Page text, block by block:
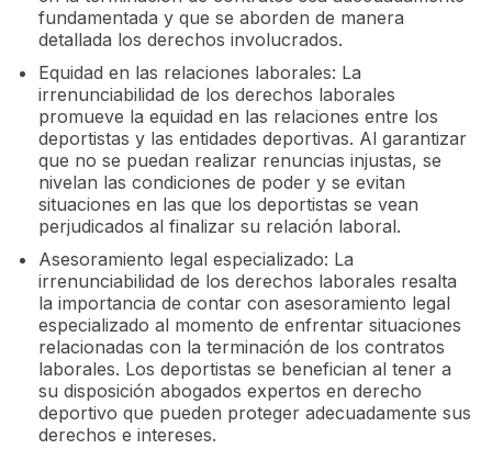
fundamentada y que se aborden de manera
detallada los derechos involucrados.
Equidad en las relaciones laborales: La
irrenunciabilidad de los derechos laborales
promueve la equidad en las relaciones entre los
deportistas y las entidades deportivas. Al garantizar
que no se puedan realizar renuncias injustas, se
nivelan las condiciones de poder y se evitan
situaciones en las que los deportistas se vean
perjudicados al finalizar su relación laboral.
Asesoramiento legal especializado: La
irrenunciabilidad de los derechos laborales resalta
la importancia de contar con asesoramiento legal
especializado al momento de enfrentar situaciones
relacionadas con la terminación de los contratos
laborales. Los deportistas se benefician al tener a
su disposición abogados expertos en derecho
deportivo que pueden proteger adecuadamente sus
derechos e intereses.